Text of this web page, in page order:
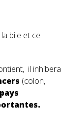
bile et ce
il inhibera
(colon,